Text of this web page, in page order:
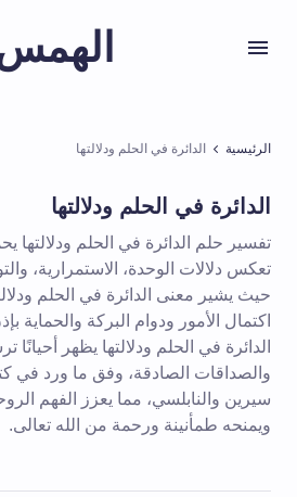
الرئيسية الدائرة في الحلم ودلالتها
الدائرة في الحلم ودلالتها
تفسير حلم الدائرة في الحلم
تعكس دلالات الوحدة، الاستمرارية،
حيث يشير معنى الدائرة في الحلم
اكتمال الأمور ودوام البركة والحماية
الدائرة في الحلم ودلالتها يظهر أحيانًا
والصداقات الصادقة، وفق ما ورد في
سيرين والنابلسي، مما يعزز الفهم
ويمنحه طمأنينة ورحمة من الله تعالى.